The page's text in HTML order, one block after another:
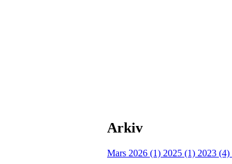
Arkiv
Mars 2026 (1) 2025 (1) 2023 (4)